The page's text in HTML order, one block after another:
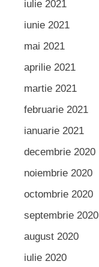
iulie 2021
iunie 2021
mai 2021
aprilie 2021
martie 2021
februarie 2021
ianuarie 2021
decembrie 2020
noiembrie 2020
octombrie 2020
septembrie 2020
august 2020
iulie 2020